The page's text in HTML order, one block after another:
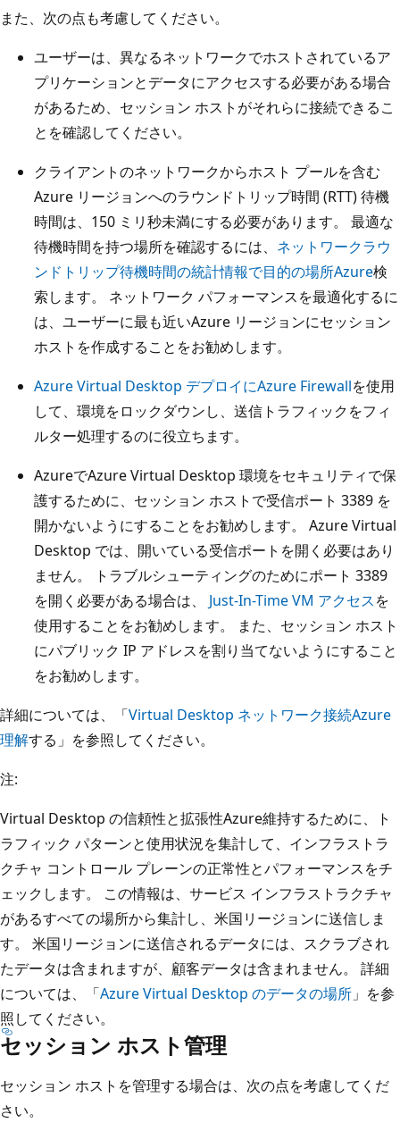
また、次の点も考慮してください。
ユーザーは、異なるネットワークでホストされているア
プリケーションとデータにアクセスする必要がある場合
があるため、セッション ホストがそれらに接続できるこ
とを確認してください。
クライアントのネットワークからホスト プールを含む
Azure リージョンへのラウンドトリップ時間 (RTT) 待機
時間は、150 ミリ秒未満にする必要があります。 最適な
待機時間を持つ場所を確認するには、 ネットワークラウ
ンドトリップ待機時間の統計情報で目的の場所Azure検
索します。 ネットワーク パフォーマンスを最適化するに
は、ユーザーに最も近いAzure リージョンにセッション
ホストを作成することをお勧めします。
Azure Virtual Desktop デプロイにAzure Firewallを使用
して、環境をロックダウンし、送信トラフィックをフィ
ルター処理するのに役立ちます。
AzureでAzure Virtual Desktop 環境をセキュリティで保
護するために、セッション ホストで受信ポート 3389 を
開かないようにすることをお勧めします。 Azure Virtual
Desktop では、開いている受信ポートを開く必要はあり
ません。 トラブルシューティングのためにポート 3389
を開く必要がある場合は、 Just-In-Time VM アクセスを
使用することをお勧めします。 また、セッション ホスト
にパブリック IP アドレスを割り当てないようにすること
をお勧めします。
詳細については、「Virtual Desktop ネットワーク接続Azure
理解する」を参照してください。
注:
Virtual Desktop の信頼性と拡張性Azure維持するために、ト
ラフィック パターンと使用状況を集計して、インフラストラ
クチャ コントロール プレーンの正常性とパフォーマンスをチ
ェックします。 この情報は、サービス インフラストラクチャ
があるすべての場所から集計し、米国リージョンに送信しま
す。 米国リージョンに送信されるデータには、スクラブされ
たデータは含まれますが、顧客データは含まれません。 詳細
については、「Azure Virtual Desktop のデータの場所 」を参
照してください。
セッション ホスト管理
セッション ホストを管理する場合は、次の点を考慮してくだ
さい。